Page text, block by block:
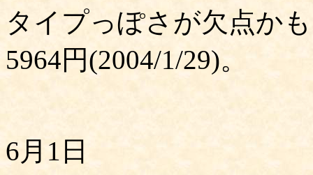
タイプっぽさが欠点か
5964円(2004/1/29)。
6月1日